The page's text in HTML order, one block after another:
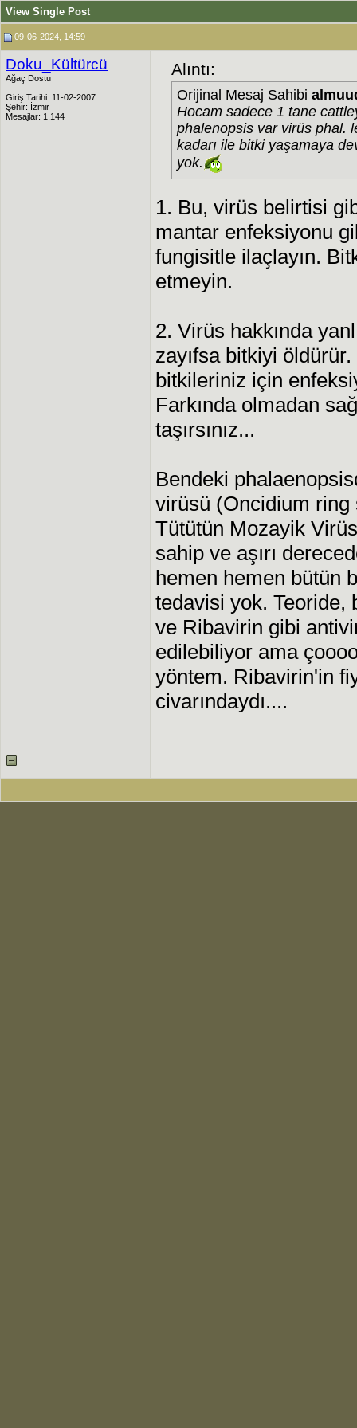
View Single Post
09-06-2024, 14:59
Doku_Kültürcü
Ağaç Dostu
Giriş Tarihi: 11-02-2007
Şehir: İzmir
Mesajlar: 1,144
Alıntı:
Orijinal Mesaj Sahibi
Hocam sadece 1 tane
phalenopsis var virüs phal.
kadarı ile bitki yaşamaya
yok.
1. Bu, virüs belirtisi
mantar enfeksiyonu
fungisitle ilaçlayın.
etmeyin.
2. Virüs hakkında
zayıfsa bitkiyi
bitkileriniz için
Farkında olmadan
taşırsınız...
Bendeki
virüsü (Oncidium ring
Tütütün Mozayik
sahip ve aşırı
hemen hemen bütün
tedavisi yok. Teoride,
ve Ribavirin gibi
edilebiliyor ama
yöntem. Ribavirin'in
civarındaydı....